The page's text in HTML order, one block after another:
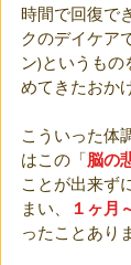
時間で回復で
クのデイケア
ン)というも
めてきたおか
こういった体
はこの「脳の
ことが出来ず
まい、
１ヶ月
ったことあり